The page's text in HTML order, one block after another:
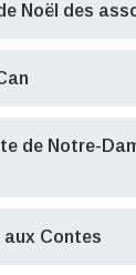
Noël des
de Notre-
aux Contes